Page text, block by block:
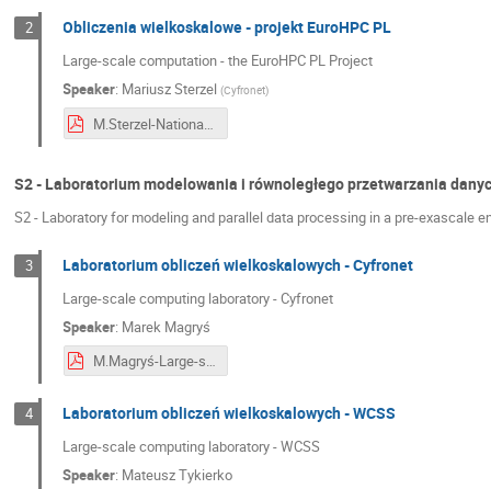
2 Obliczenia wielkoskalowe - projekt EuroHPC PL
Large-scale computation - the EuroHPC PL Project
Speaker: Mariusz Sterzel (Cyfronet)
M.Sterzel-National Supercomputing Infrastructure for EuroHPC–EuroHPC PL.pdf
S2 - Laboratorium modelowania i równoległego przetwarzania
S2 - Laboratory for modeling and parallel data processing in a pre-exascale
3 Laboratorium obliczeń wielkoskalowych - Cyfronet
Large-scale computing laboratory - Cyfronet
Speaker: Marek Magryś
M.Magryś-Large-scale computing laboratory - Cyfronet.pdf
4 Laboratorium obliczeń wielkoskalowych - WCSS
Large-scale computing laboratory - WCSS
Speaker: Mateusz Tykierko